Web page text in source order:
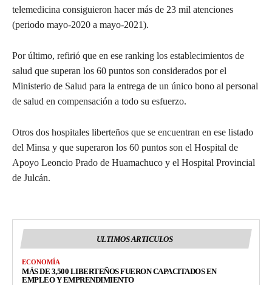
telemedicina consiguieron hacer más de 23 mil atenciones
(periodo mayo-2020 a mayo-2021).
Por último, refirió que en ese ranking los establecimientos de
salud que superan los 60 puntos son considerados por el
Ministerio de Salud para la entrega de un único bono al personal
de salud en compensación a todo su esfuerzo.
Otros dos hospitales liberteños que se encuentran en ese listado
del Minsa y que superaron los 60 puntos son el Hospital de
Apoyo Leoncio Prado de Huamachuco y el Hospital Provincial
de Julcán.
ULTIMOS ARTICULOS
ECONOMÍA
MÁS DE 3,500 LIBERTEÑOS FUERON CAPACITADOS EN
EMPLEO Y EMPRENDIMIENTO